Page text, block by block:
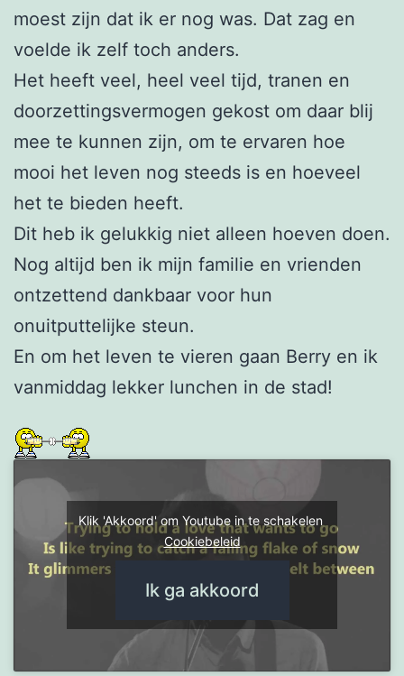
moest zijn dat ik er nog was. Dat zag en
voelde ik zelf toch anders.
Het heeft veel, heel veel tijd, tranen en
doorzettingsvermogen gekost om daar blij
mee te kunnen zijn, om te ervaren hoe
mooi het leven nog steeds is en hoeveel
het te bieden heeft.
Dit heb ik gelukkig niet alleen hoeven doen.
Nog altijd ben ik mijn familie en vrienden
ontzettend dankbaar voor hun
onuitputtelijke steun.
En om het leven te vieren gaan Berry en ik
vanmiddag lekker lunchen in de stad!
Klik 'Akkoord' om Youtube in te schakelen
Cookiebeleid
Ik ga akkoord